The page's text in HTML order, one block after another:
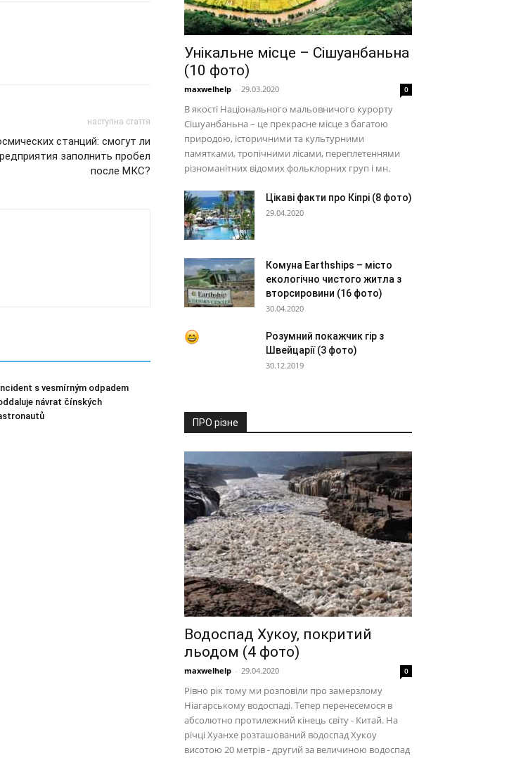
наступна стаття
станций: смогут ли
заполнить пробел
после МКС?
s vesmírným odpadem
návrat čínských
Унікальне місце – Сішуанбаньна
(10 фото)
maxwelhelp - 29.03.2020 0
В якості Національного мальовничого курорту
Сішуанбаньна – це прекрасне місце з багатою
природою, історичними та культурними
памятками, тропічними лісами, переплетеннями
різноманітних відомих фольклорних груп і мн.
Цікаві факти про Кіпрі (8 фото)
29.04.2020
Комуна Earthships – місто
екологічно чистого житла з
вторсировини (16 фото)
30.04.2020
Розумний покажчик гір з
Швейцарії (3 фото)
30.12.2019
ПРО різне
Водоспад Хукоу, покритий
льодом (4 фото)
maxwelhelp - 29.04.2020 0
Рівно рік тому ми розповіли про замерзлому
Ніагарському водоспаді. Тепер перенесемося в
абсолютно протилежний кінець світу - Китай. На
річці Хуанхе розташований водоспад Хукоу
висотою 20 метрів - другий за величиною водоспад